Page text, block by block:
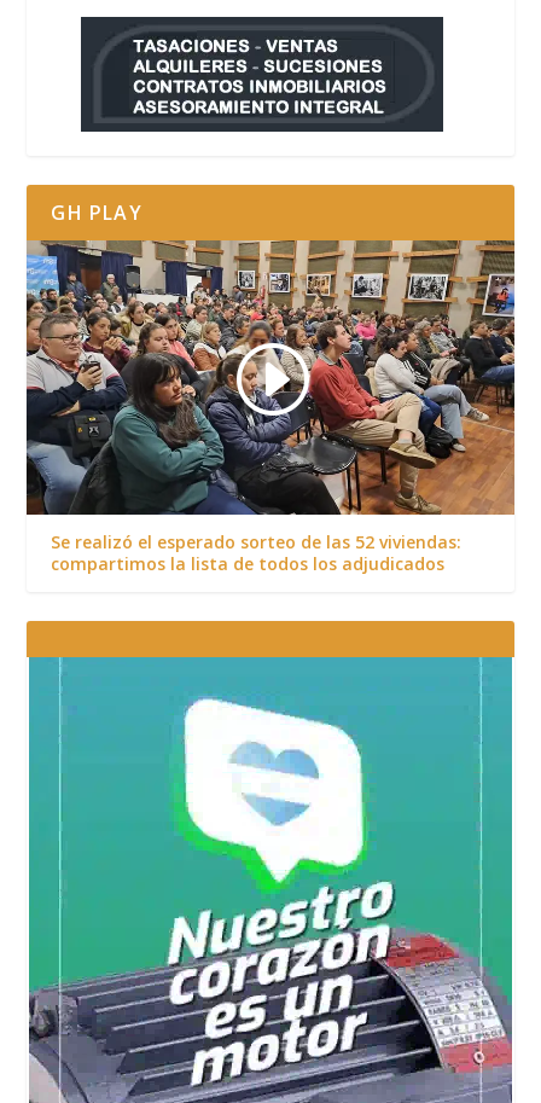
GH PLAY
Se realizó el esperado sorteo de las 52 viviendas:
compartimos la lista de todos los adjudicados